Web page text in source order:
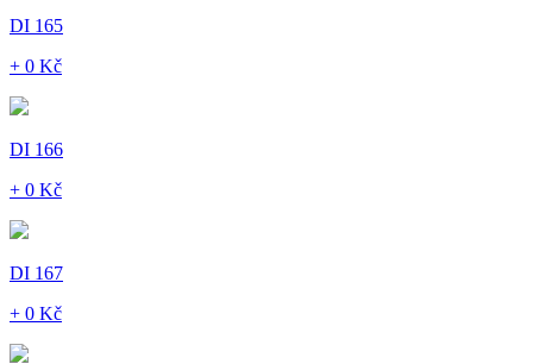
DI 165
+ 0 Kč
DI 166
+ 0 Kč
DI 167
+ 0 Kč